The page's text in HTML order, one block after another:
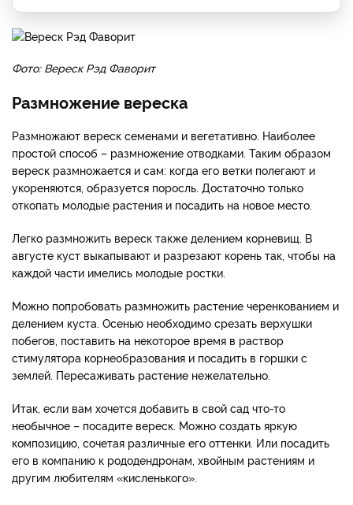
Фото: Вереск Рэд Фаворит
Размножение вереска
Размножают вереск семенами и вегетативно. Наиболее
простой способ – размножение отводками. Таким образом
вереск размножается и сам: когда его ветки полегают и
укореняются, образуется поросль. Достаточно только
откопать молодые растения и посадить на новое место.
Легко размножить вереск также делением корневищ. В
августе куст выкапывают и разрезают корень так, чтобы на
каждой части имелись молодые ростки.
Можно попробовать размножить растение черенкованием и
делением куста. Осенью необходимо срезать верхушки
побегов, поставить на некоторое время в раствор
стимулятора корнеобразования и посадить в горшки с
землей. Пересаживать растение нежелательно.
Итак, если вам хочется добавить в свой сад что-то
необычное – посадите вереск. Можно создать яркую
композицию, сочетая различные его оттенки. Или посадить
его в компанию к рододендронам, хвойным растениям и
другим любителям «кисленького».